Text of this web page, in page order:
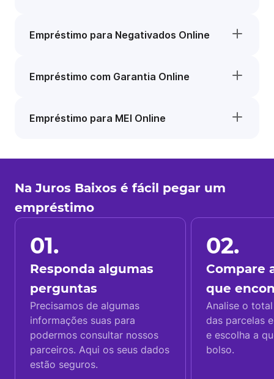
Empréstimo para Negativados Online
Empréstimo com Garantia Online
Empréstimo para MEI Online
Na Juros Baixos é fácil pegar um
empréstimo
01.
Responda algumas
perguntas
Precisamos de algumas
informações suas para
podermos consultar nossos
parceiros. Aqui os seus dados
estão seguros.
02.
Compare
que
Analise o
das parcelas
e escolha a
bolso.